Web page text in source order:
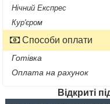
Нічний Експрес
Кур'єром
Способи оплати
Готівка
Оплата на рахунок
Відкриті